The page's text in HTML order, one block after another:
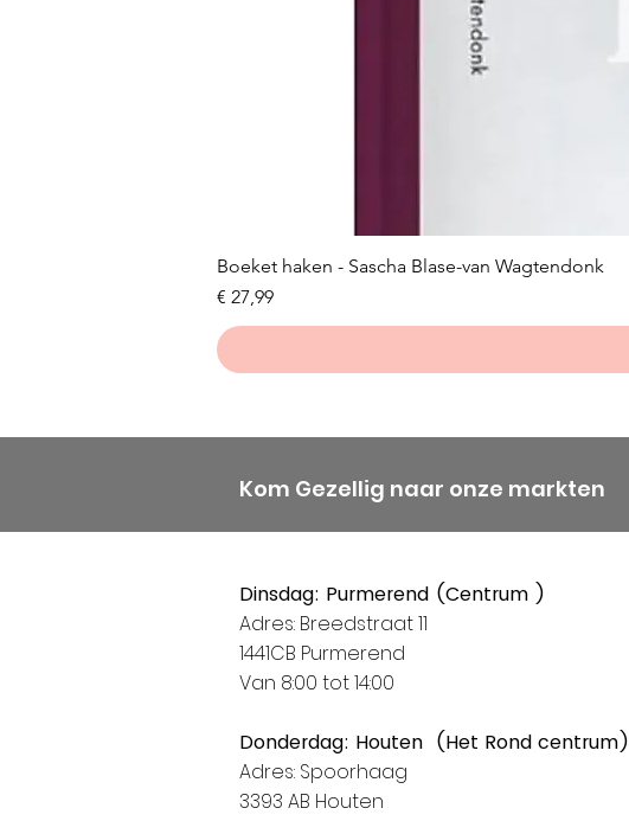
Boeket haken - Sascha Blase-van Wagtendonk
Prijs
€ 27,99
Kom Gezellig naar onze markten
Dinsdag: Purmerend (Centrum )
Adres: Breedstraat 11
1441CB Purmerend
Van 8:00 tot 14:00
Donderdag: Houten (Het Rond centrum)
Adres: Spoorhaag
3393 AB Houten